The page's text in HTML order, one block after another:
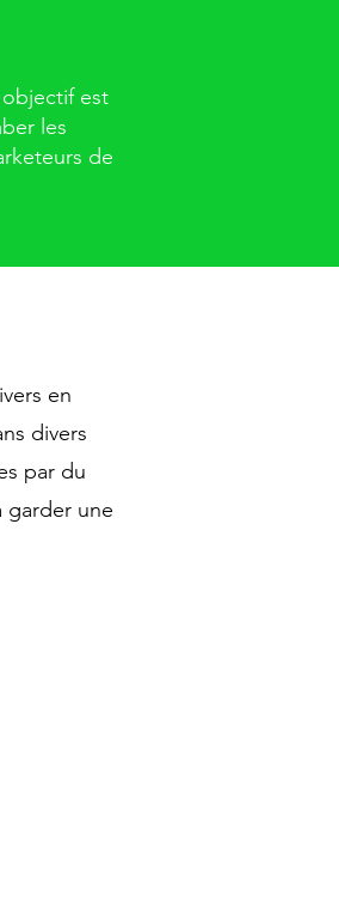
est
les
de
en
divers
par du
garder une